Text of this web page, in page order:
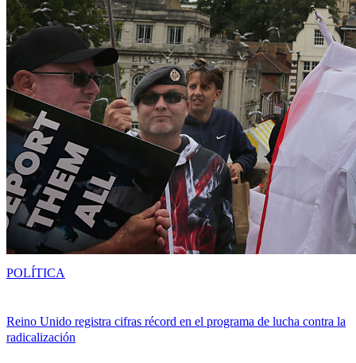
Reino Unido registra cifras récord en el programa de lucha contra la
radicalización
POLÍTICA